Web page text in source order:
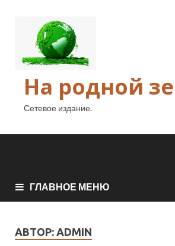
На родной
Сетевое издание.
ГЛАВНОЕ МЕНЮ
АВТОР: ADMIN